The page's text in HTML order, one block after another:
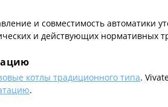
и совместимость
и действующих нормативных
котлы традиционного типа.
.